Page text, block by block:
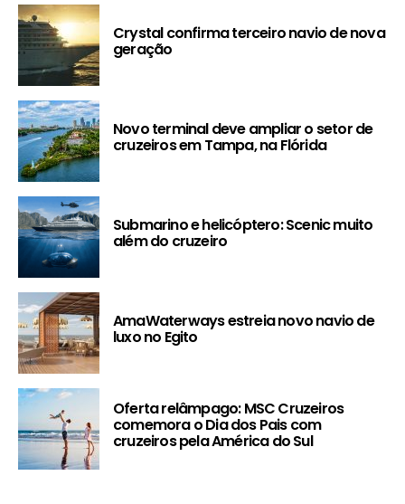
Crystal confirma terceiro navio de nova
geração
Novo terminal deve ampliar o setor de
cruzeiros em Tampa, na Flórida
Submarino e helicóptero: Scenic muito
além do cruzeiro
AmaWaterways estreia novo navio de
luxo no Egito
Oferta relâmpago: MSC Cruzeiros
comemora o Dia dos Pais com
cruzeiros pela América do Sul